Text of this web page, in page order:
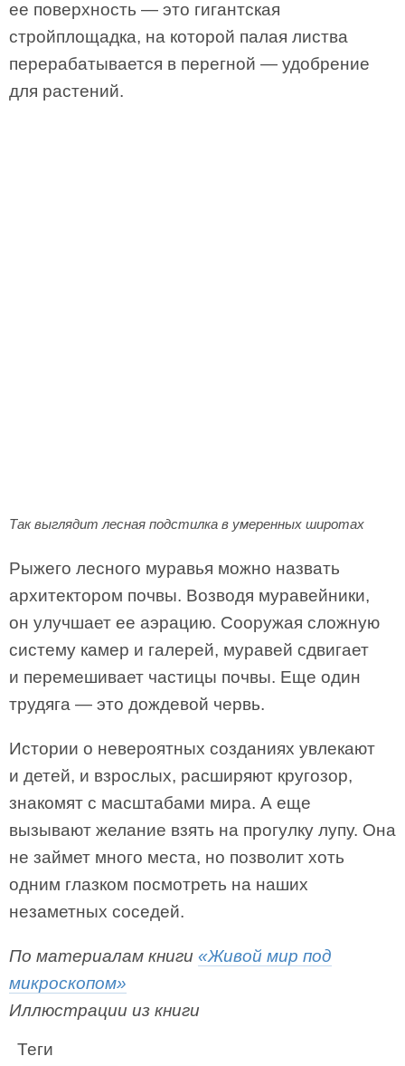
ее поверхность — это гигантская
стройплощадка, на которой палая листва
перерабатывается в перегной — удобрение
для растений.
Так выглядит лесная подстилка в умеренных широтах
Рыжего лесного муравья можно назвать
архитектором почвы. Возводя муравейники,
он улучшает ее аэрацию. Сооружая сложную
систему камер и галерей, муравей сдвигает
и перемешивает частицы почвы. Еще один
трудяга — это дождевой червь.
Истории о невероятных созданиях увлекают
и детей, и взрослых, расширяют кругозор,
знакомят с масштабами мира. А еще
вызывают желание взять на прогулку лупу. Она
не займет много места, но позволит хоть
одним глазком посмотреть на наших
незаметных соседей.
По материалам книги «Живой мир под
микроскопом»
Иллюстрации из книги
Теги